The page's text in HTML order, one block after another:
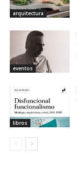
arquitectura
eventos
libros